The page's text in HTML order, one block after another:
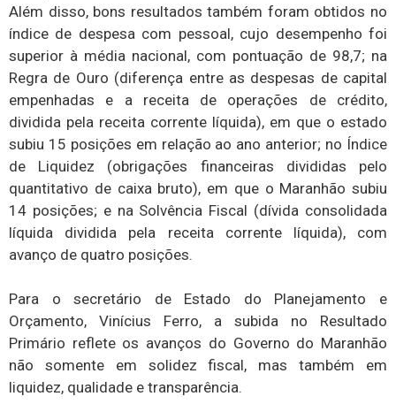
Além disso, bons resultados também foram obtidos no
índice de despesa com pessoal, cujo desempenho foi
superior à média nacional, com pontuação de 98,7; na
Regra de Ouro (diferença entre as despesas de capital
empenhadas e a receita de operações de crédito,
dividida pela receita corrente líquida), em que o estado
subiu 15 posições em relação ao ano anterior; no Índice
de Liquidez (obrigações financeiras divididas pelo
quantitativo de caixa bruto), em que o Maranhão subiu
14 posições; e na Solvência Fiscal (dívida consolidada
líquida dividida pela receita corrente líquida), com
avanço de quatro posições.
Para o secretário de Estado do Planejamento e
Orçamento, Vinícius Ferro, a subida no Resultado
Primário reflete os avanços do Governo do Maranhão
não somente em solidez fiscal, mas também em
liquidez, qualidade e transparência.